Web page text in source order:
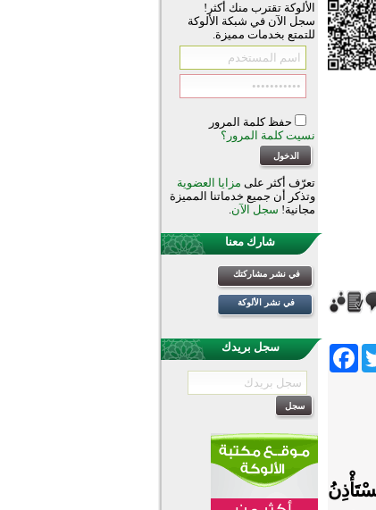
Facebook
الألوكة تقترب منك أكثر!
سجل الآن في شبكة الألوكة
للتمتع بخدمات مميزة.
حفظ كلمة المرور
نسيت كلمة المرور؟
تعرّف أكثر على مزايا العضوية
وتذكر أن جميع خدماتنا المميزة
مجانية! سجل الآن.
شارك معنا
في نشر مشاركتك
في نشر الألوكة
سجل بريدك